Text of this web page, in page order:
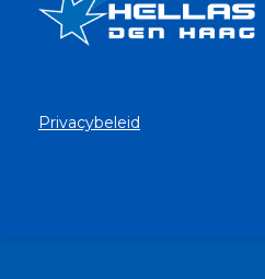
Privacybeleid